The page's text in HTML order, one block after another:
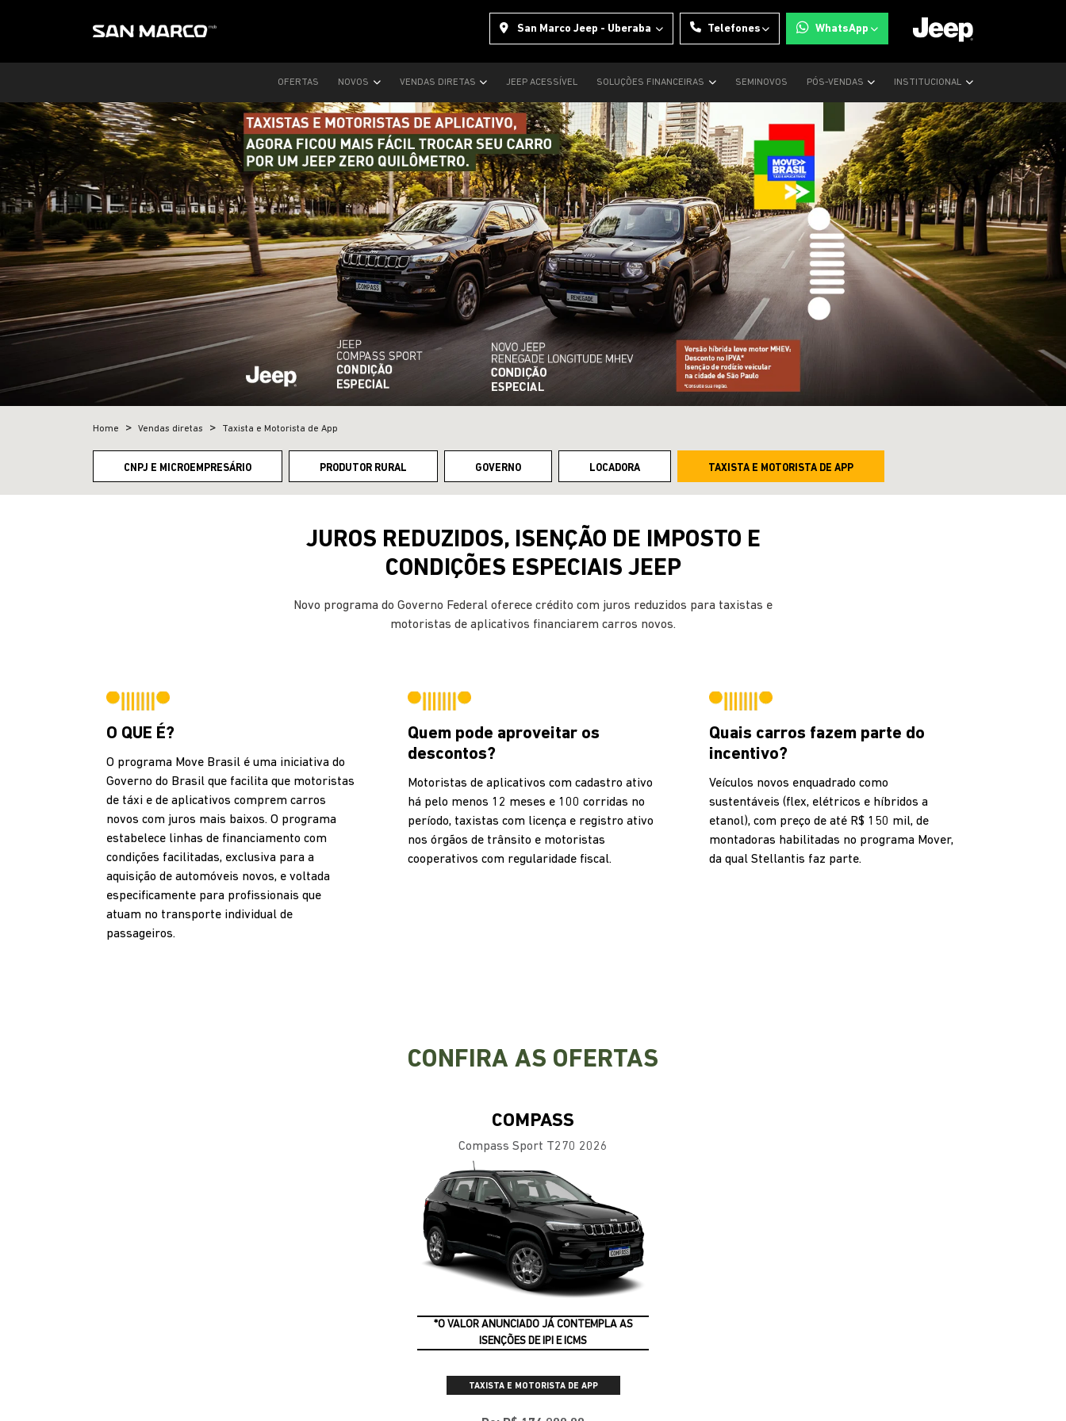
San Marco Jeep - Uberaba Telefones WhatsApp
OFERTAS NOVOS VENDAS DIRETAS JEEP ACESSÍVEL SOLUÇÕES FINANCEIRAS SEMINOVOS PÓS-VENDAS INSTITUCIONAL
Home Vendas diretas Taxista e Motorista de App
CNPJ E MICROEMPRESÁRIO PRODUTOR RURAL GOVERNO LOCADORA TAXISTA E MOTORISTA DE APP
JUROS REDUZIDOS, ISENÇÃO DE IMPOSTO E
CONDIÇÕES ESPECIAIS JEEP
Novo programa do Governo Federal oferece crédito com juros reduzidos para taxistas e
motoristas de aplicativos financiarem carros novos.
O QUE É?
O programa Move Brasil é uma iniciativa do
Governo do Brasil que facilita que motoristas
de táxi e de aplicativos comprem carros
novos com juros mais baixos. O programa
estabelece linhas de financiamento com
condições facilitadas, exclusiva para a
aquisição de automóveis novos, e voltada
especificamente para profissionais que
atuam no transporte individual de
passageiros.
Quem pode aproveitar os
descontos?
Motoristas de aplicativos com cadastro ativo
há pelo menos 12 meses e 100 corridas no
período, taxistas com licença e registro ativo
nos órgãos de trânsito e motoristas
cooperativos com regularidade fiscal.
Quais carros fazem parte do
incentivo?
Veículos novos enquadrado como
sustentáveis (flex, elétricos e híbridos a
etanol), com preço de até R$ 150 mil, de
montadoras habilitadas no programa Mover,
da qual Stellantis faz parte.
CONFIRA AS OFERTAS
COMPASS
Compass Sport T270 2026
*O VALOR ANUNCIADO JÁ CONTEMPLA AS
ISENÇÕES DE IPI E ICMS
TAXISTA E MOTORISTA DE APP